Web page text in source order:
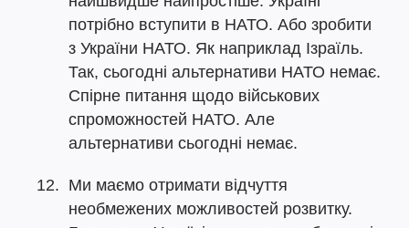
потрібно вступити в НАТО. Або зробити
з України НАТО. Як наприклад Ізраїль.
Так, сьогодні альтернативи НАТО немає.
Спірне питання щодо військових
спроможностей НАТО. Але
альтернативи сьогодні немає.
Ми маємо отримати відчуття
необмежених можливостей розвитку.